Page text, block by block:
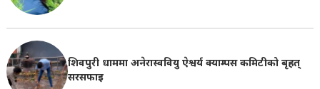
शिवपुरी धाममा अनेरास्ववियु ऐश्वर्य क्याम्पस कमिटीको बृहत्
सरसफाइ